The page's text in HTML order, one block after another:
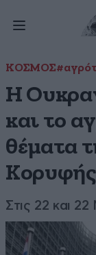
ΚΟΣΜΟΣ
Η
και το
θέματα
Κορυφής
Στις 22 και